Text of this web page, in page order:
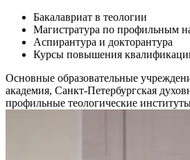
Бакалавриат в теологии
Магистратура по профильным
Аспирантура и докторантура
Курсы повышения
Основные образовательные
академия, Санкт-Петербургская
профильные теологические